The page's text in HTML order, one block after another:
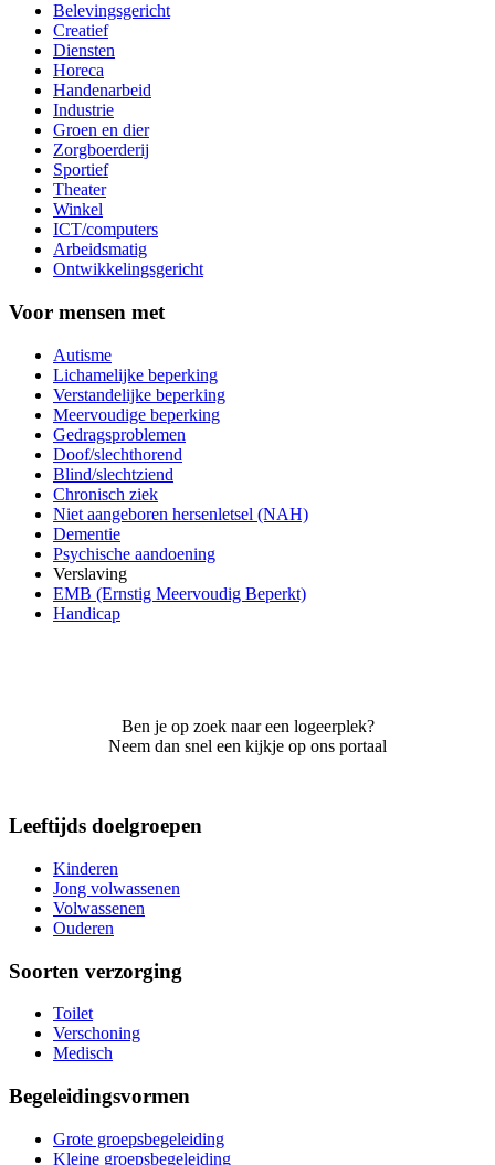
Belevingsgericht
Creatief
Diensten
Horeca
Handenarbeid
Industrie
Groen en dier
Zorgboerderij
Sportief
Theater
Winkel
ICT/computers
Arbeidsmatig
Ontwikkelingsgericht
Voor mensen met
Autisme
Lichamelijke beperking
Verstandelijke beperking
Meervoudige beperking
Gedragsproblemen
Doof/slechthorend
Blind/slechtziend
Chronisch ziek
Niet aangeboren hersenletsel (NAH)
Dementie
Psychische aandoening
Verslaving
EMB (Ernstig Meervoudig Beperkt)
Handicap
Ben je op zoek naar een logeerplek?
Neem dan snel een kijkje op ons portaal
Leeftijds doelgroepen
Kinderen
Jong volwassenen
Volwassenen
Ouderen
Soorten verzorging
Toilet
Verschoning
Medisch
Begeleidingsvormen
Grote groepsbegeleiding
Kleine groepsbegeleiding